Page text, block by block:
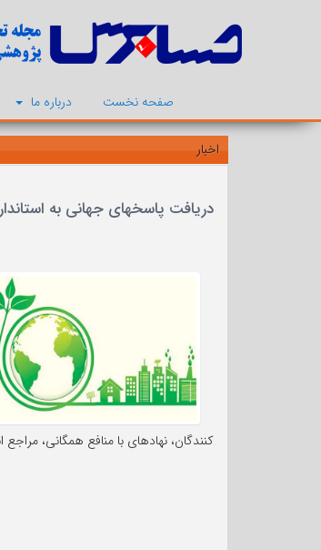
صفحه نخست درباره ما
اخبار
دریافت پاسخهای جهانی به
کنندگان، نهادهای با منافع همگانی،